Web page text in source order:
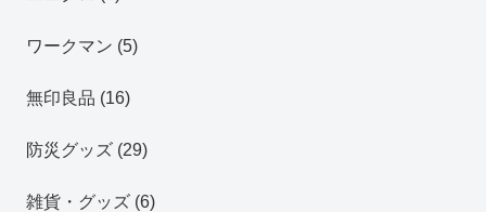
ワークマン (5)
無印良品 (16)
防災グッズ (29)
雑貨・グッズ (6)